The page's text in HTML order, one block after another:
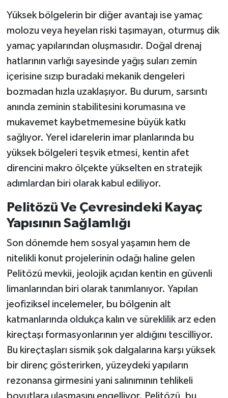
Yüksek bölgelerin bir diğer avantajı ise yamaç
molozu veya heyelan riski taşımayan, oturmuş dik
yamaç yapılarından oluşmasıdır. Doğal drenaj
hatlarının varlığı sayesinde yağış suları zemin
içerisine sızıp buradaki mekanik dengeleri
bozmadan hızla uzaklaşıyor. Bu durum, sarsıntı
anında zeminin stabilitesini korumasına ve
mukavemet kaybetmemesine büyük katkı
sağlıyor. Yerel idarelerin imar planlarında bu
yüksek bölgeleri teşvik etmesi, kentin afet
direncini makro ölçekte yükselten en stratejik
adımlardan biri olarak kabul ediliyor.
Pelitözü Ve Çevresindeki Kayaç
Yapısının Sağlamlığı
Son dönemde hem sosyal yaşamın hem de
nitelikli konut projelerinin odağı haline gelen
Pelitözü mevkii, jeolojik açıdan kentin en güvenli
limanlarından biri olarak tanımlanıyor. Yapılan
jeofiziksel incelemeler, bu bölgenin alt
katmanlarında oldukça kalın ve süreklilik arz eden
kireçtaşı formasyonlarının yer aldığını tescilliyor.
Bu kireçtaşları sismik şok dalgalarına karşı yüksek
bir direnç gösterirken, yüzeydeki yapıların
rezonansa girmesini yani salınımının tehlikeli